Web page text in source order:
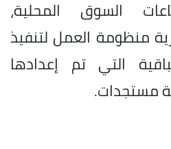
السوق المحلية،
منظومة العمل لتنفيذ
التي تم إعدادها
مستجدات.